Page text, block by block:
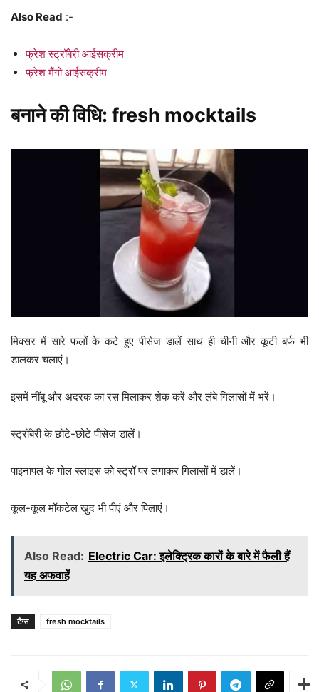
Also Read :-
फ्रेश स्ट्रॉबेरी आईसक्रीम
फ्रेश मैंगो आईसक्रीम
बनाने की विधि: fresh mocktails
मिक्सर में सारे फलों के कटे हुए पीसेज डालें साथ ही चीनी और कूटी बर्फ भी
डालकर चलाएं।
इसमें नींबू और अदरक का रस मिलाकर शेक करें और लंबे गिलासों में भरें।
स्ट्रॉबेरी के छोटे-छोटे पीसेज डालें।
पाइनापल के गोल स्लाइस को स्ट्रॉ पर लगाकर गिलासों में डालें।
कूल-कूल मॉकटेल खुद भी पीएं और पिलाएं।
Also Read: Electric Car: इलेक्ट्रिक कारों के बारे में फैली हैं
यह अफवाहें
टैग्स fresh mocktails